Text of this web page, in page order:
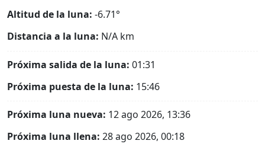
Altitud de la luna: -6.71°
Distancia a la luna: N/A km
Próxima salida de la luna: 01:31
Próxima puesta de la luna: 15:46
Próxima luna nueva: 12 ago 2026, 13:36
Próxima luna llena: 28 ago 2026, 00:18